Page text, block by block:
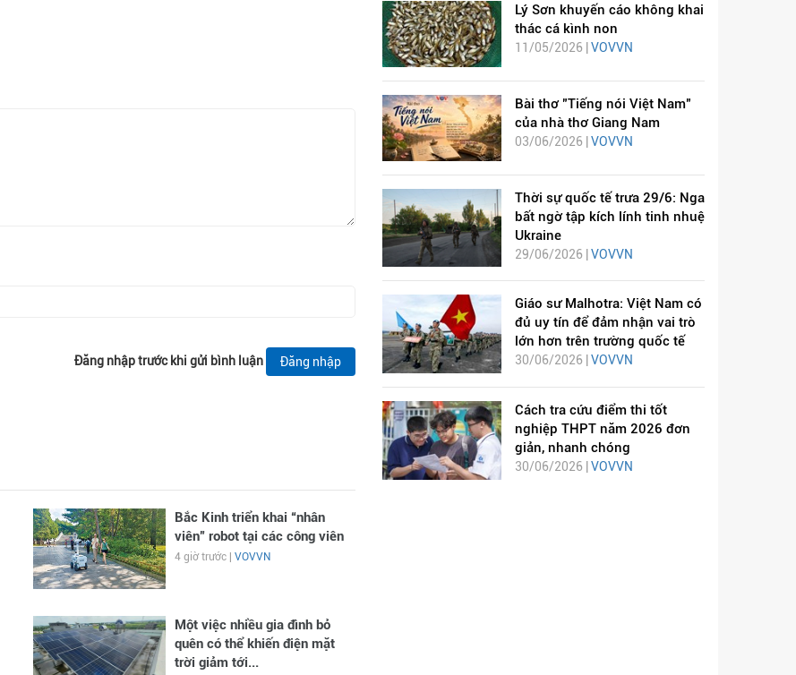
Đăng nhập trước khi gửi bình luận Đăng nhập
Bắc Kinh triển khai “nhân
viên” robot tại các công viên
4 giờ trước | VOVVN
Một việc nhiều gia đình bỏ
quên có thể khiến điện mặt
trời giảm tới...
Lý Sơn khuyến cáo không khai
thác cá kình non
11/05/2026 | VOVVN
Bài thơ "Tiếng nói Việt Nam"
của nhà thơ Giang Nam
03/06/2026 | VOVVN
Thời sự quốc tế trưa 29/6: Nga
bất ngờ tập kích lính tinh nhuệ
Ukraine
29/06/2026 | VOVVN
Giáo sư Malhotra: Việt Nam có
đủ uy tín để đảm nhận vai trò
lớn hơn trên trường quốc tế
30/06/2026 | VOVVN
Cách tra cứu điểm thi tốt
nghiệp THPT năm 2026 đơn
giản, nhanh chóng
30/06/2026 | VOVVN